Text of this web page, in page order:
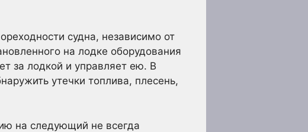
судна, независимо от
на лодке оборудования
за лодкой и управляет ею. В
утечки топлива, плесень,
на следующий не всегда